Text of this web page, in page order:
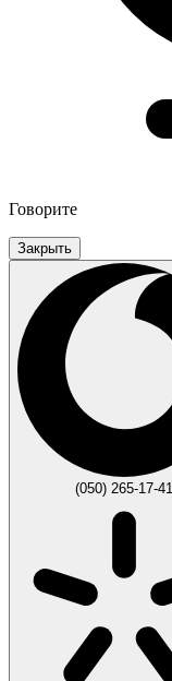
Говорите
Закрыть
(050) 265-17-41